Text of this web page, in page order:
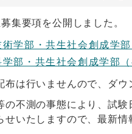
集要項を公開しました。
学部・共生社会創成学
部・共生社会創成学部
布は行いませんので、ダウ
不測の事態により、試
せいたしますので、最新情